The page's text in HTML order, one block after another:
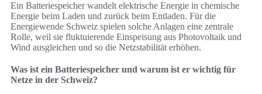
Ein Batteriespeicher wandelt elektrische Energie in chemische
Energie beim Laden und zurück beim Entladen. Für die
Energiewende Schweiz spielen solche Anlagen eine zentrale
Rolle, weil sie fluktuierende Einspeisung aus Photovoltaik und
Wind ausgleichen und so die Netzstabilität erhöhen.
Was ist ein Batteriespeicher und warum ist er wichtig für
Netze in der Schweiz?